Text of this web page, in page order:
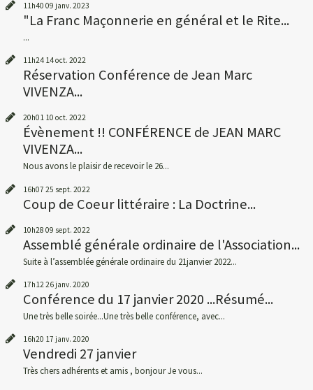
11h40 09 janv. 2023
"La Franc Maçonnerie en général et le Rite...
...
11h24 14oct. 2022
Réservation Conférence de Jean Marc
VIVENZA...
20h01 10 oct. 2022
Évènement !! CONFÉRENCE de JEAN MARC
VIVENZA...
Nous avons le plaisir de recevoir le 26...
16h07 25 sept. 2022
Coup de Coeur littéraire : La Doctrine...
10h28 09 sept. 2022
Assemblé générale ordinaire de l'Association...
Suite à l’assemblée générale ordinaire du 21janvier 2022...
17h1226 janv. 2020
Conférence du 17 janvier 2020 ...Résumé...
Une très belle soirée...Une très belle conférence, avec...
16h20 17 janv. 2020
Vendredi 27 janvier
Très chers adhérents et amis , bonjour Je vous...